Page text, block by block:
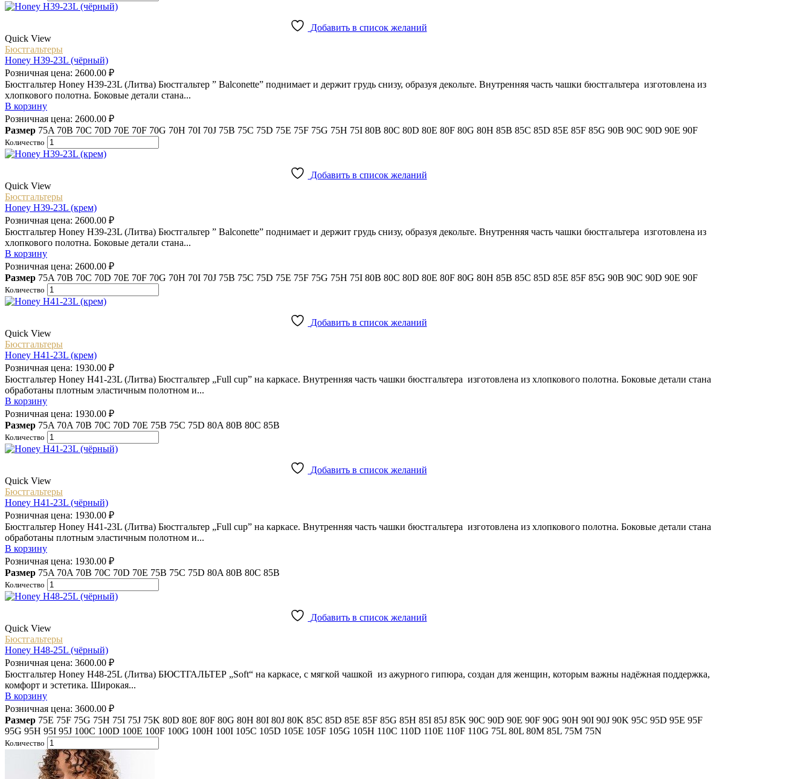
Добавить в список желаний
Quick View
Бюстгальтеры
Honey H39-23L (чёрный)
Розничная цена: 2600.00 ₽
Бюстгальтер Honey H39-23L (Литва) Бюстгальтер ” Balconette” поднимает и держит грудь снизу, образуя декольте. Внутренняя часть чашки бюстгальтера изготовлена из
хлопкового полотна. Боковые детали стана...
В корзину
Розничная цена: 2600.00 ₽
Размер 75A 70B 70C 70D 70E 70F 70G 70H 70I 70J 75B 75C 75D 75E 75F 75G 75H 75I 80B 80C 80D 80E 80F 80G 80H 85B 85C 85D 85E 85F 85G 90B 90C 90D 90E 90F
Количество
Добавить в список желаний
Quick View
Бюстгальтеры
Honey H39-23L (крем)
Розничная цена: 2600.00 ₽
Бюстгальтер Honey H39-23L (Литва) Бюстгальтер ” Balconette” поднимает и держит грудь снизу, образуя декольте. Внутренняя часть чашки бюстгальтера изготовлена из
хлопкового полотна. Боковые детали стана...
В корзину
Розничная цена: 2600.00 ₽
Размер 75A 70B 70C 70D 70E 70F 70G 70H 70I 70J 75B 75C 75D 75E 75F 75G 75H 75I 80B 80C 80D 80E 80F 80G 80H 85B 85C 85D 85E 85F 85G 90B 90C 90D 90E 90F
Количество
Добавить в список желаний
Quick View
Бюстгальтеры
Honey H41-23L (крем)
Розничная цена: 1930.00 ₽
Бюстгальтер Honey H41-23L (Литва) Бюстгальтер „Full cup” на каркасе. Внутренняя часть чашки бюстгальтера изготовлена из хлопкового полотна. Боковые детали стана
обработаны плотным эластичным полотном и...
В корзину
Розничная цена: 1930.00 ₽
Размер 75A 70A 70B 70C 70D 70E 75B 75C 75D 80A 80B 80C 85B
Количество
Добавить в список желаний
Quick View
Бюстгальтеры
Honey H41-23L (чёрный)
Розничная цена: 1930.00 ₽
Бюстгальтер Honey H41-23L (Литва) Бюстгальтер „Full cup” на каркасе. Внутренняя часть чашки бюстгальтера изготовлена из хлопкового полотна. Боковые детали стана
обработаны плотным эластичным полотном и...
В корзину
Розничная цена: 1930.00 ₽
Размер 75A 70A 70B 70C 70D 70E 75B 75C 75D 80A 80B 80C 85B
Количество
Добавить в список желаний
Quick View
Бюстгальтеры
Honey H48-25L (чёрный)
Розничная цена: 3600.00 ₽
Бюстгальтер Honey H48-25L (Литва) БЮСТГАЛЬТЕР „Soft“ на каркасе, с мягкой чашкой из ажурного гипюра, создан для женщин, которым важны надёжная поддержка,
комфорт и эстетика. Широкая...
В корзину
Розничная цена: 3600.00 ₽
Размер 75E 75F 75G 75H 75I 75J 75K 80D 80E 80F 80G 80H 80I 80J 80K 85C 85D 85E 85F 85G 85H 85I 85J 85K 90C 90D 90E 90F 90G 90H 90I 90J 90K 95C 95D 95E 95F
95G 95H 95I 95J 100C 100D 100E 100F 100G 100H 100I 105C 105D 105E 105F 105G 105H 110C 110D 110E 110F 110G 75L 80L 80M 85L 75M 75N
Количество